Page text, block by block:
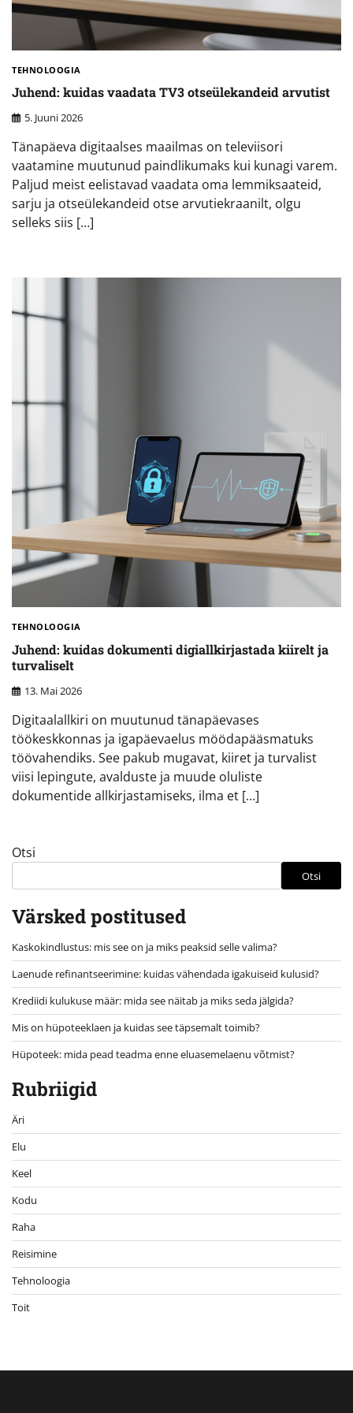
TEHNOLOOGIA
Juhend: kuidas vaadata TV3 otseülekandeid arvutist
5. Juuni 2026
Tänapäeva digitaalses maailmas on televiisori
vaatamine muutunud paindlikumaks kui kunagi varem.
Paljud meist eelistavad vaadata oma lemmiksaateid,
sarju ja otseülekandeid otse arvutiekraanilt, olgu
selleks siis […]
TEHNOLOOGIA
Juhend: kuidas dokumenti digiallkirjastada kiirelt ja
turvaliselt
13. Mai 2026
Digitaalallkiri on muutunud tänapäevases
töökeskkonnas ja igapäevaelus möödapääsmatuks
töövahendiks. See pakub mugavat, kiiret ja turvalist
viisi lepingute, avalduste ja muude oluliste
dokumentide allkirjastamiseks, ilma et […]
Otsi
Otsi
Värsked postitused
Kaskokindlustus: mis see on ja miks peaksid selle valima?
Laenude refinantseerimine: kuidas vähendada igakuiseid kulusid?
Krediidi kulukuse määr: mida see näitab ja miks seda jälgida?
Mis on hüpoteeklaen ja kuidas see täpsemalt toimib?
Hüpoteek: mida pead teadma enne eluasemelaenu võtmist?
Rubriigid
Äri
Elu
Keel
Kodu
Raha
Reisimine
Tehnoloogia
Toit